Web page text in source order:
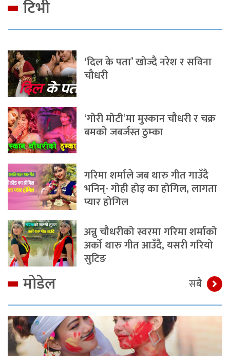
टिभी
‘दिल के पता’ खोज्दै नरेश र सविना
चौधरी
‘गोरी मोटी’मा मुस्कान चौधरी र चक्र
बमको जबर्जस्त ठुम्का
गरिमा शर्माले जब थारु गीत गाउँदै
भनिन्- गोही होइ का होगिल, लागता
प्यार होगिल
अन्नु चौधरीको स्वरमा गरिमा शर्माको
अर्को थारु गीत आउँदै, यसरी गरियो
सुटिङ
मोडेल सबै